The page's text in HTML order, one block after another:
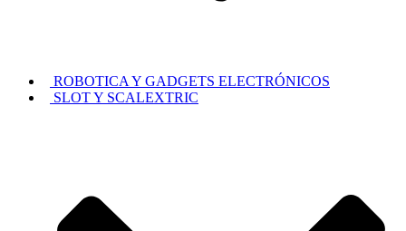
ROBOTICA Y GADGETS ELECTRÓNICOS
SLOT Y SCALEXTRIC